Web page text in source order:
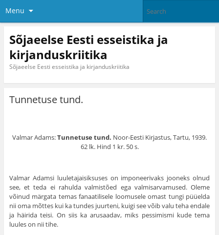
Menu
Sõjaeelse Eesti esseistika ja
kirjanduskriitika
Sõjaeelse Eesti esseistika ja kirjanduskriitika
Tunnetuse tund.
Valmar Adams:Tunnetuse tund. Noor-Eesti Kirjastus, Tartu, 1939.
62 lk. Hind 1 kr. 50 s.
Valmar Adamsi luuletajaisiksuses on imponeerivaks jooneks olnud
see, et teda ei rahulda valmistõed ega valmisarvamused. Oleme
võinud märgata temas fanaatilisele loomusele omast tungi püüelda
nii oma mõttes kui ka tundes juurteni, kuigi see võib valu teha endale
ja häirida teisi. On siis ka arusaadav, miks pessimismi kude tema
luules on nii tihe.